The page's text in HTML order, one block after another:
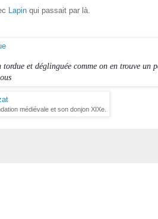
Lapin qui passait par là.
et déglinguée comme on en trouve un
médiévale et son donjon XIXe.